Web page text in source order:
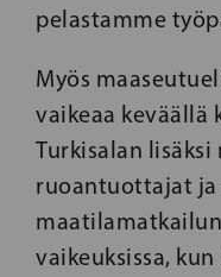
pelastamme
Myös
vaikeaa keväällä
Turkisalan lisäksi
ruoantuottajat ja
vaikeuksissa,